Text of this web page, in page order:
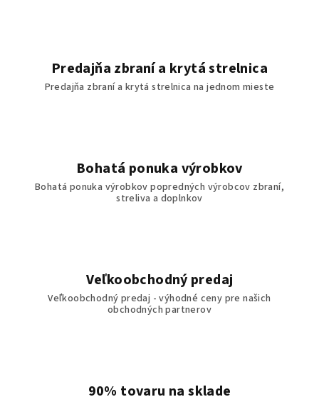
Predajňa zbraní a krytá strelnica
Predajňa zbraní a krytá strelnica na jednom mieste
Bohatá ponuka výrobkov
Bohatá ponuka výrobkov popredných výrobcov zbraní,
streliva a doplnkov
Veľkoobchodný predaj
Veľkoobchodný predaj - výhodné ceny pre našich
obchodných partnerov
90% tovaru na sklade